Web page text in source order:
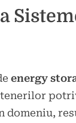
energy
domeniu,